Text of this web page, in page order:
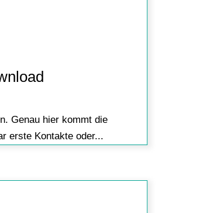
Genau hier kommt die
erste Kontakte oder...